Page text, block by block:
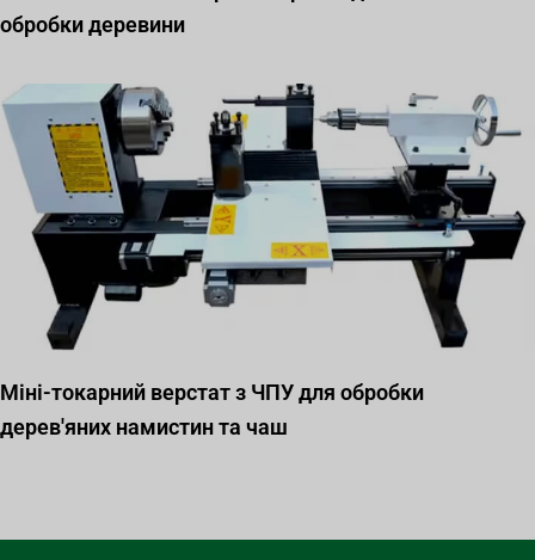
обробки деревини
Міні-токарний верстат з ЧПУ для обробки
дерев'яних намистин та чаш